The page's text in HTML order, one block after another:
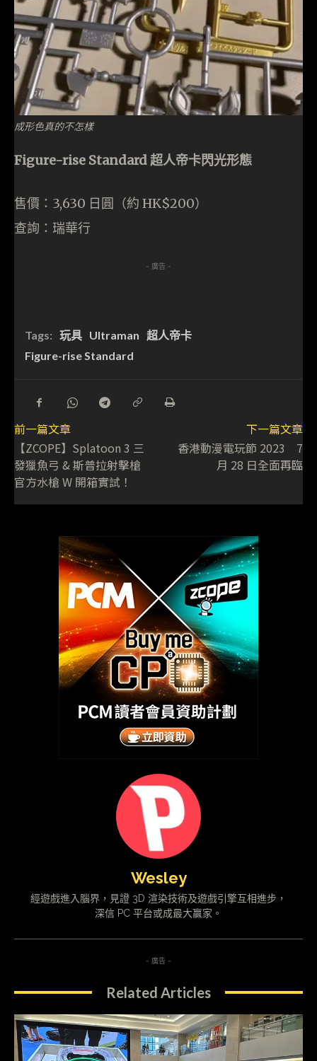
成形色真的不怎樣
Figure-rise Standard 超人帝卡閃光形態
售價：3,630 日圓（約 HK$200）
查詢：瑞華行
- 廣告 -
Tags: 玩具 Ultraman 超人帝卡
Figure-rise Standard
前一篇文章
【ZCOPE】Splatoon 3 三
發獵魚弓 & 斯普拉射擊槍
官方水槍 W 開箱實試！
下一篇文章
香港動漫電玩節 2023 7
月 28 日全面再臨
Wesley
經遊戲進入腦界，見證 3D 渲染技術及遊戲引擎互相進步，
深信 PC 平台或成最大贏家。
- 廣告 -
Related Articles